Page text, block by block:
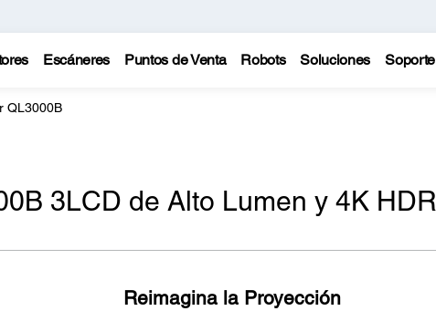
Escáneres Puntos de Venta Robots Soluciones Soporte
QL3000B
3LCD de Alto Lumen y 4K HDR
Reimagina la Proyección